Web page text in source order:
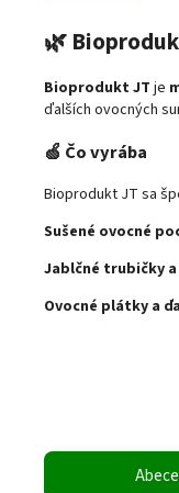
🌿
Bioprodukt JT je
ďalších ovocných
🍏 Čo vyrába
Bioprodukt JT sa
Sušené ovocné
Jablčné trubičky
Ovocné plátky a